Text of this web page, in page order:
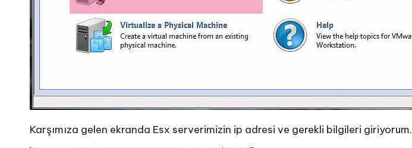
Karşımıza gelen ekranda Esx serverimizin ip adresi ve gerekli bilgileri giriyorum.